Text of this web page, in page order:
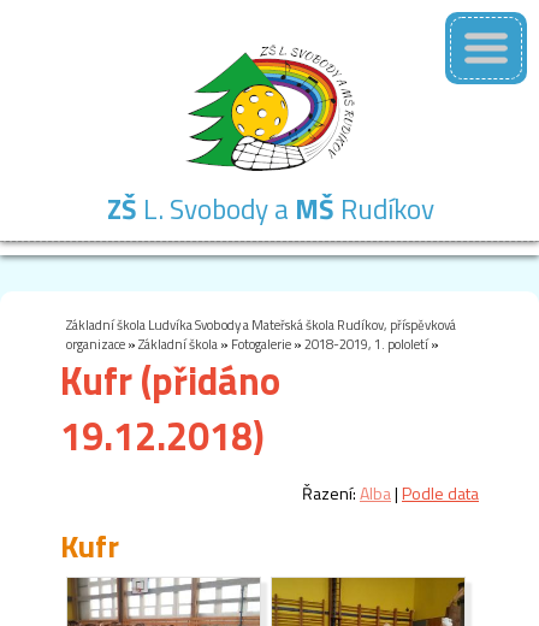
ZŠ L. Svobody a MŠ Rudíkov
Základní škola Ludvíka Svobody a Mateřská škola Rudíkov, příspěvková
organizace»Základní škola» Fotogalerie»2018-2019, 1. pololetí»
Kufr (přidáno
19.12.2018)
Řazení:Alba|Podle data
Kufr